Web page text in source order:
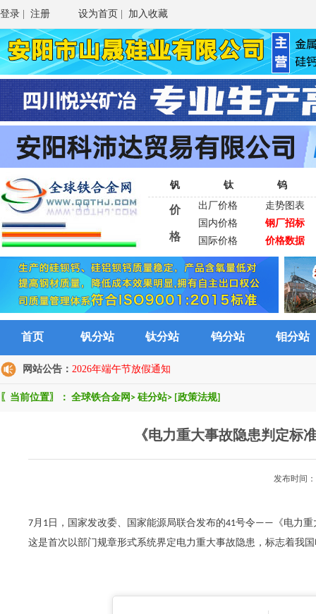
登录 注册 设为首页 加入收藏
钒 钛 钨
价
格
出厂价格
走势图表
国内价格
钢厂招标
国际价格
价格数据
首页 钒分站 钛分站 钨分站 钼分站
网站公告： 2026年端午节放假通知
〖当前位置〗： 全球铁合金网 > 硅分站> [政策法规]
《电力重大事故隐患判定标
发布时间
7月1日，国家发改委、国家能源局联合发布的41号令——《电力
这是首次以部门规章形式系统界定电力重大事故隐患，标志着我